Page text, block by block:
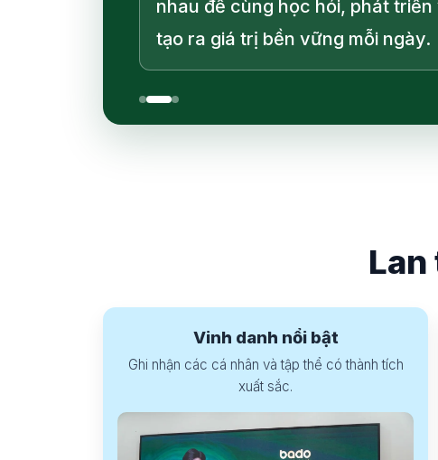
nhau để cùng học hỏi, phát triển
tạo ra giá trị bền vững mỗi ngày.
Vinh danh nổi bật
Ghi nhận các cá nhân và tập thể có thành tích
xuất sắc.